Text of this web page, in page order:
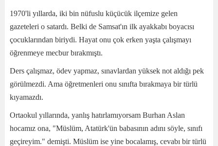
1970'li yıllarda, iki bin nüfuslu küçücük ilçemize gelen
gazeteleri o satardı. Belki de Samsat'ın ilk ayakkabı boyacısı
çocuklarından biriydi. Hayat onu çok erken yaşta çalışmayı
öğrenmeye mecbur bırakmıştı.
Ders çalışmaz, ödev yapmaz, sınavlardan yüksek not aldığı pek
görülmezdi. Ama öğretmenleri onu sınıfta bırakmaya bir türlü
kıyamazdı.
Ortaokul yıllarında, yanlış hatırlamıyorsam Burhan Aslan
hocamız ona, "Müslüm, Atatürk'ün babasının adını söyle, sınıfı
geçireyim." demişti. Müslüm ise yine bocalamış, cevabı bir türlü